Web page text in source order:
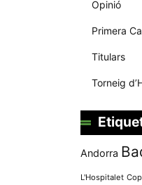
Opinió
Primera
Titulars
Torneig
Andorra
L'Hospitalet